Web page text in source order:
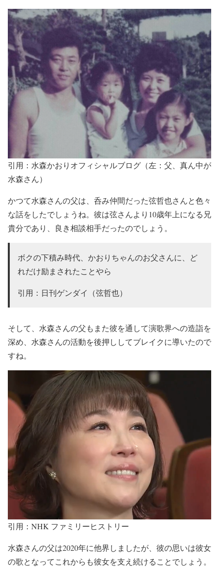
引用：水森かおりオフィシャルブログ（左：父、真ん中が
水森さん）
かつて水森さんの父は、呑み仲間だった弦哲也さんと色々
な話をしたでしょうね。 彼は弦さんより10歳年上になる兄
貴分であり、 良き相談相手だったのでしょう。
ボクの下積み時代、 かおりちゃんのお父さんに、ど
れだけ励まされたことやら
引用：日刊ゲンダイ（弦哲也）
そして、 水森さんの父もまた彼を通して演歌界への造詣を
深め
水森さんの活動を後押ししてブレイクに導いたので
すね。
引用：NHK ファミリーヒストリー
水森さんの父は2020年に他界しましたが、 彼の思いは彼女
の歌となってこれからも彼女を支え続けることでしょう。